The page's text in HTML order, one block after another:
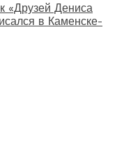
«Друзей Дениса
в Каменске-